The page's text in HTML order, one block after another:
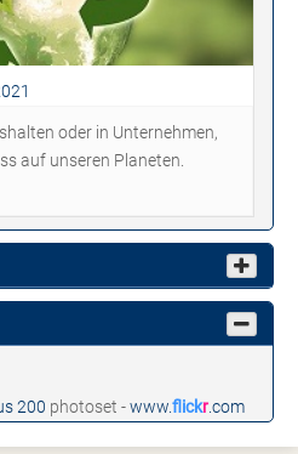
oder in Unternehmen,
auf unseren Planeten.
200 photoset -www.flickr.com